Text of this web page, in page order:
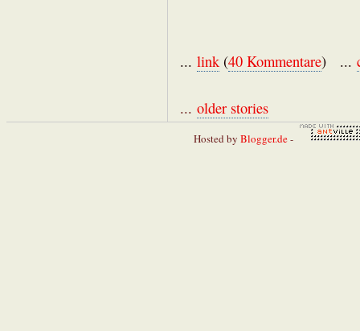
... link(40 Kommentare) ...
... older stories
Hosted by Blogger.de-